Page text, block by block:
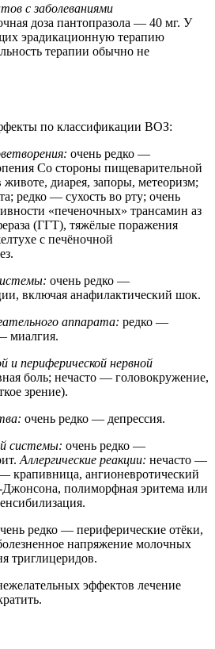
с заболеваниями
доза пантопразола — 40 мг. У
эрадикационную терапию
терапии обычно не
по классификации ВОЗ:
очень редко —
Со стороны пищеварительной
диарея, запоры, метеоризм;
редко — сухость во рту; очень
«печеночных» трансамин аз
(ГГТ), тяжёлые поражения
с печёночной
очень редко —
включая анафилактический шок.
аппарата: редко —
миалгия.
и периферической нервной
боль; нечасто — головокружение,
зрение).
очень редко — депрессия.
системы: очень редко —
Аллергические реакции: нечасто —
крапивница, ангионевротический
полиморфная эритема или
редко — периферические отёки,
напряжение молочных
триглицеридов.
эффектов лечение